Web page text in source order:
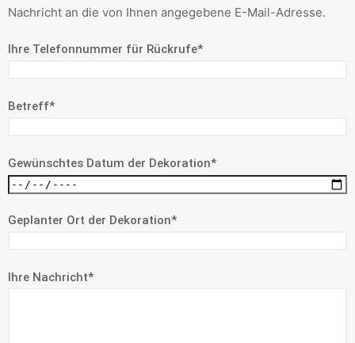
Nachricht an die von Ihnen angegebene E-Mail-Adresse.
Ihre Telefonnummer für Rückrufe*
Betreff*
Gewünschtes Datum der Dekoration*
Geplanter Ort der Dekoration*
Ihre Nachricht*